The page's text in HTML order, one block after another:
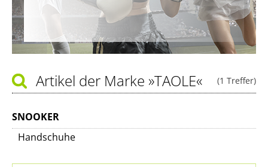
(1 Treffer)
Artikel der Marke »TAOLE«
SNOOKER
Handschuhe